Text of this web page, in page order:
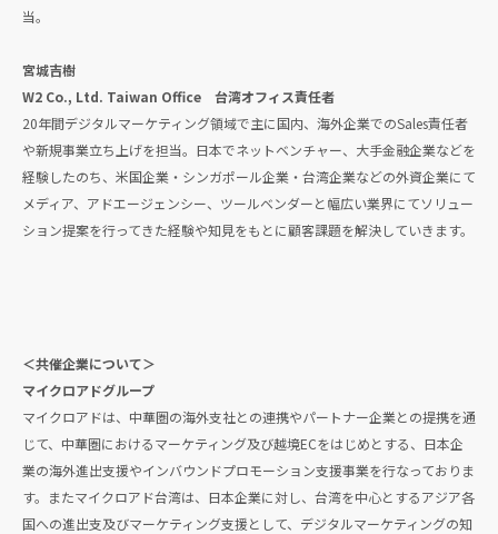
当。
宮城吉樹
W2 Co., Ltd. Taiwan Office 台湾オフィス責任者
20年間デジタルマーケティング領域で主に国内、海外企業でのSales責任者
や新規事業立ち上げを担当。日本でネットベンチャー、大手金融企業などを
経験したのち、米国企業・シンガポール企業・台湾企業などの外資企業にて
メディア、アドエージェンシー、ツールベンダーと幅広い業界にてソリュー
ション提案を行ってきた経験や知見をもとに顧客課題を解決していきます。
＜共催企業について＞
マイクロアドグループ
マイクロアドは、中華圏の海外支社との連携やパートナー企業との提携を通
じて、中華圏におけるマーケティング及び越境ECをはじめとする、日本企
業の海外進出支援やインバウンドプロモーション支援事業を行なっておりま
す。またマイクロアド台湾は、日本企業に対し、台湾を中心とするアジア各
国への進出支及びマーケティング支援として、デジタルマーケティングの知